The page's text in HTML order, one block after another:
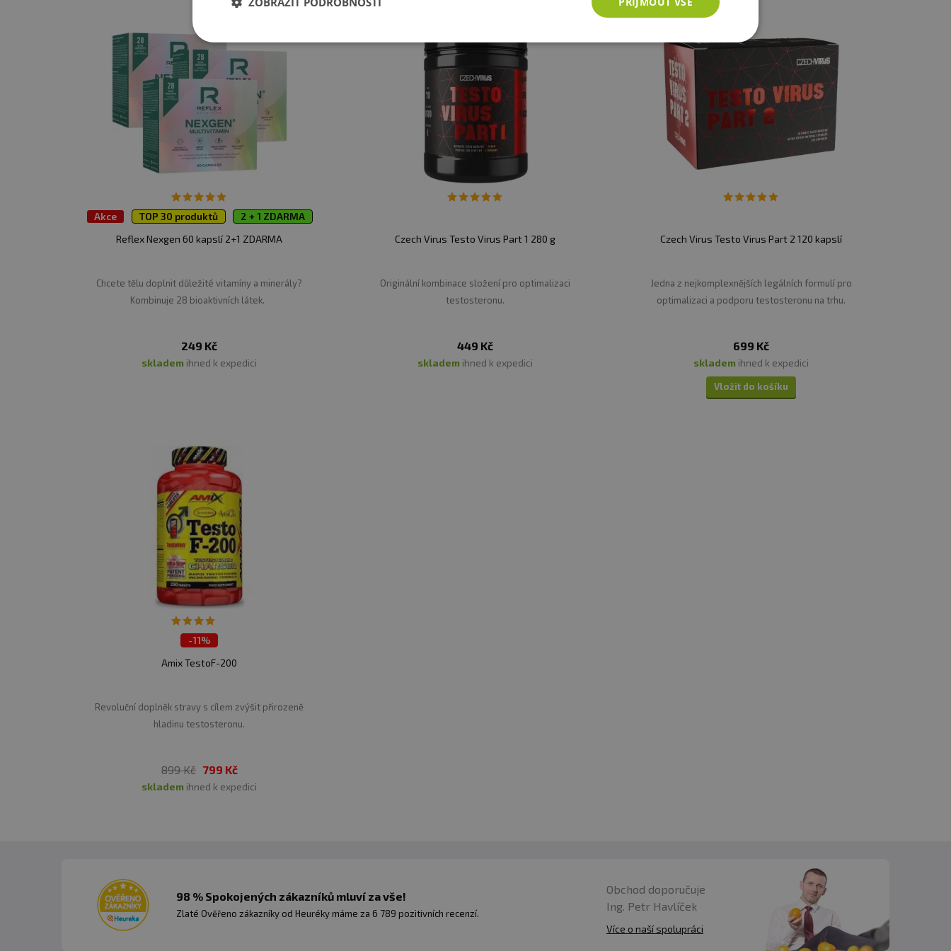
Minimální trvanlivost:
Upozornění: Doplněk stravy, se sladidly, vhodné zejména pro sportovce.
Nenahrazuje pestrou stravu.
Není určeno pro děti, těhotné a kojící ženy. Ukládejte mimo dosah dětí! Skladujte v suchu při teplotě do 25 °C
mimo dosah přímého slunečního záření. Chraňte před mrazem. Výrobce neručí za případné škody vzniklé
nevhodným použitím nebo skladováním.
Alergeny jsou vyznačenytučněve složení produktu.
Akce TOP 30 produktů
2 + 1 ZDARMA
Reflex Nexgen 60 kapslí 2+1 ZDARMA
Chcete tělu doplnit důležité vitamíny a minerály?
Kombinuje 28 bioaktivních látek.
249 Kč
skladem ihned k expedici
Czech Virus Testo Virus Part 1 280 g
Originální kombinace složení pro optimalizaci
testosteronu.
449 Kč
skladem ihned k expedici
Czech Virus Testo Virus Part 2 120 kapslí
Jedna z nejkomplexnějších legálních formulí pro
optimalizaci a podporu testosteronu na trhu.
699 Kč
skladem ihned k expedici
Vložit do košíku
-11%
Amix TestoF-200
Revoluční doplněk stravy s cílem zvýšit přirozeně
hladinu testosteronu.
899 Kč 799 Kč
skladem ihned k expedici
98 % Spokojených zákazníků mluví za vše!
Zlaté Ověřeno zákazníky od Heuréky máme za 6 789 pozitivních recenzí.
Obchod doporučuje
Ing. Petr Havlíček
Více o naší spolupráci